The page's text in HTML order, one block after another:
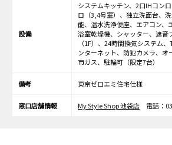
設備
システムキッチン、2口IHコン
ロ（3,4号室）、独立洗面台、
能、温水洗浄便座、エアコン、
浴室乾燥機、シャッター、遮音
（1F）、24時間換気システム
ンターネット、防犯カメラ、オ
市ガス、駐輪可（限定7台）
備考 東京ゼロエミ住宅仕様
窓口店舗情報 My Style Shop 池袋店 電話：